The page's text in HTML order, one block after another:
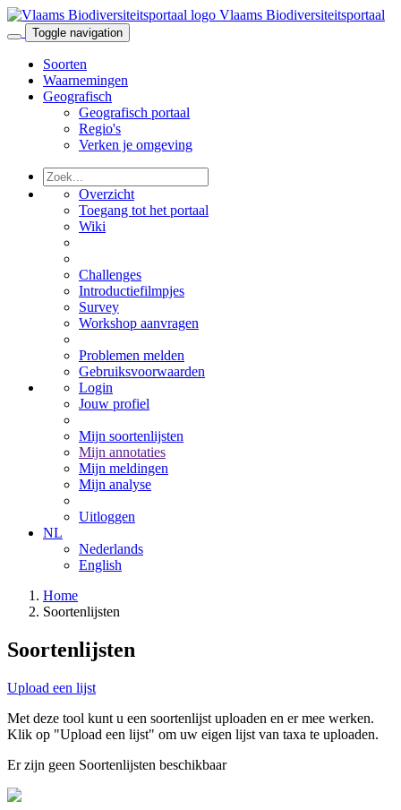
Vlaams Biodiversiteitsportaal
Toggle navigation
Soorten
Waarnemingen
Geografisch
Geografisch portaal
Regio's
Verken je omgeving
Overzicht
Toegang tot het portaal
Wiki
Challenges
Introductiefilmpjes
Survey
Workshop aanvragen
Problemen melden
Gebruiksvoorwaarden
Login
Jouw profiel
Mijn soortenlijsten
Mijn annotaties
Mijn meldingen
Mijn analyse
Uitloggen
NL
Nederlands
English
Home
Soortenlijsten
Soortenlijsten
Upload een lijst
Met deze tool kunt u een soortenlijst uploaden en er mee werken.
Klik op "Upload een lijst" om uw eigen lijst van taxa te uploaden.
Er zijn geen Soortenlijsten beschikbaar